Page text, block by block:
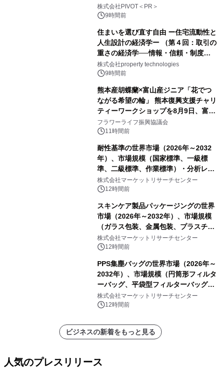
ー】株式会社PIVOT
株式会社PIVOT＜PR＞
9時間前
住まいを選び直す自由 ー住宅流動性と
人生設計の経済学ー （第４回：取引の
重さの経済学──情報・信頼・制度を
PropTechはどう組み替えるか）｜
PropTech-Lab
株式会社property technologies
9時間前
熊本産胡蝶蘭×富山産ジニア「花でつ
ながる希望の輪」 熊本復興支援チャリ
ティーワークショップを8月9日、富
山・射水で開催
フラワーライフ振興協議会
11時間前
耐性基準の世界市場（2026年～2032
年）、市場規模（国家標準、一級標
準、二級標準、作業標準）・分析レポ
ートを発表
株式会社マーケットリサーチセンター
12時間前
スキンケア製品パッケージングの世界
市場（2026年～2032年）、市場規模
（ガラス包装、金属包装、プラスチッ
ク包装、その他）・分析レポートを発
表
株式会社マーケットリサーチセンター
12時間前
PPS集塵バッグの世界市場（2026年～
2032年）、市場規模（円筒形フィルタ
ーバッグ、平袋型フィルターバッグ、
プリーツフィルターバッグ、その
他）・分析レポートを発表
株式会社マーケットリサーチセンター
12時間前
ビジネスの新着をもっと見る
人気のプレスリリース